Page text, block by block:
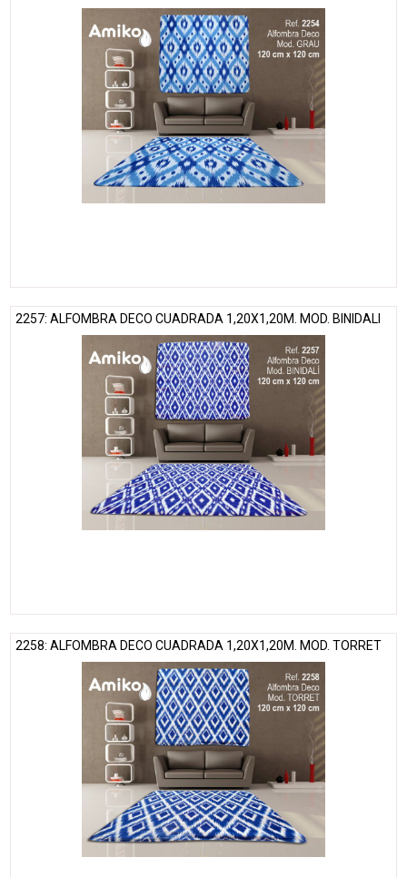
2257: ALFOMBRA DECO CUADRADA 1,20X1,20M. MOD. BINIDALI
2258: ALFOMBRA DECO CUADRADA 1,20X1,20M. MOD. TORRET